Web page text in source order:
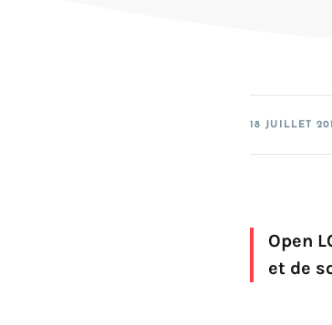
SDK for Linux Embedded
18 JUILLET
Open
et de